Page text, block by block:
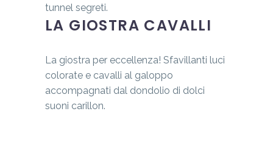
tunnel segreti.
LA GIOSTRA CAVALLI
La giostra per eccellenza! Sfavillanti luci
colorate e cavalli al galoppo
accompagnati dal dondolio di dolci
suoni carillon.